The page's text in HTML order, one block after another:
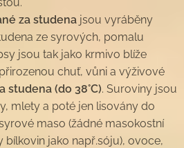
za studena jsou vyráběny
ze syrových, pomalu
jsou tak jako krmivo blíže
chuť, vůni a výživové
studena (do 38°C). Suroviny jsou
mlety a poté jen lisovány do
maso (žádné masokostní
bílkovin jako např.sóju), ovoce,